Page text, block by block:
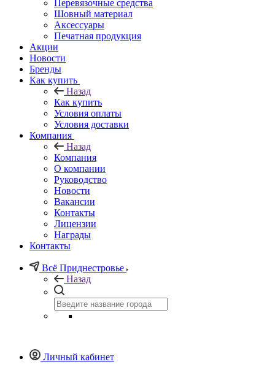
Перевязочные средства
Шовный материал
Аксессуары
Печатная продукция
Акции
Новости
Бренды
Как купить
Назад
Как купить
Условия оплаты
Условия доставки
Компания
Назад
Компания
О компании
Руководство
Новости
Вакансии
Контакты
Лицензии
Награды
Контакты
Всё Приднестровье
Назад
Личный кабинет